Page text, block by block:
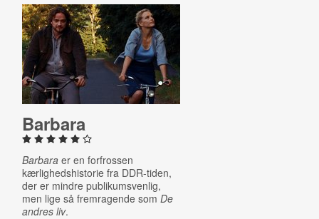
Barbara
Barbara er en forfrossen
kærlighedshistorie fra DDR-tiden,
der er mindre publikumsvenlig,
men lige så fremragende som De
andres liv.